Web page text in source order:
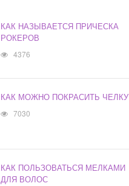
КАК НАЗЫВАЕТСЯ ПРИЧЕСКА
РОКЕРОВ
4376
КАК МОЖНО ПОКРАСИТЬ ЧЕЛКУ
7030
КАК ПОЛЬЗОВАТЬСЯ МЕЛКАМИ
ДЛЯ ВОЛОС